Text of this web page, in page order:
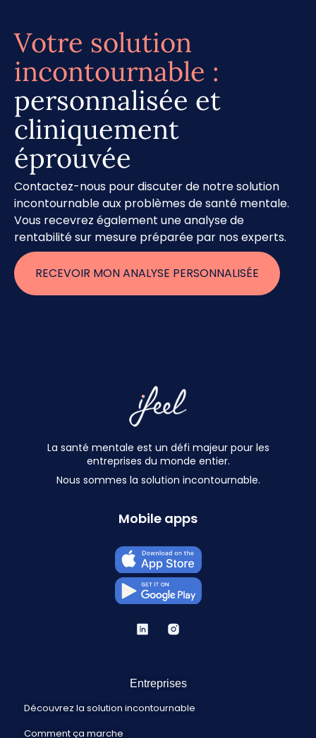
Votre solution
incontournable :
personnalisée et
cliniquement
éprouvée
Contactez-nous pour discuter de notre solution
incontournable aux problèmes de santé mentale.
Vous recevrez également une analyse de
rentabilité sur mesure préparée par nos experts.
RECEVOIR MON ANALYSE PERSONNALISÉE
La santé mentale est un défi majeur pour les
entreprises du monde entier.
Nous sommes la solution incontournable.
Mobile apps
Entreprises
Découvrez la solution incontournable
Comment ça marche